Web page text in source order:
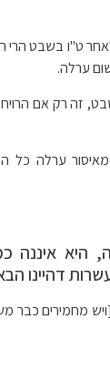
לאחר ט"ו בשבט
ערלה.
זה רק אם
ערלה כל
היא איננה
דהיינו
מחמירים